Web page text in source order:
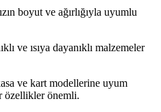
boyut ve ağırlığıyla uyumlu
ve ısıya dayanıklı malzemeler
ve kart modellerine uyum
özellikler önemli.